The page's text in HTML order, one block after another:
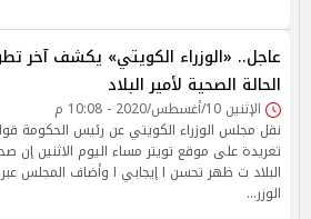
عاجل.. «الوزراء الكويتي» يكشف آخر
الحالة الصحية لأمير البلاد
الإثنين 10/أغسطس/2020 - 10:08 م
نقل مجلس الوزراء الكويتي عن رئيس الحكومة
تغريدة على موقع تويتر مساء اليوم الاثنين إن
البلاد ت ظهر تحسن ا إيجابي ا وأضاف المجلس
الوزر…